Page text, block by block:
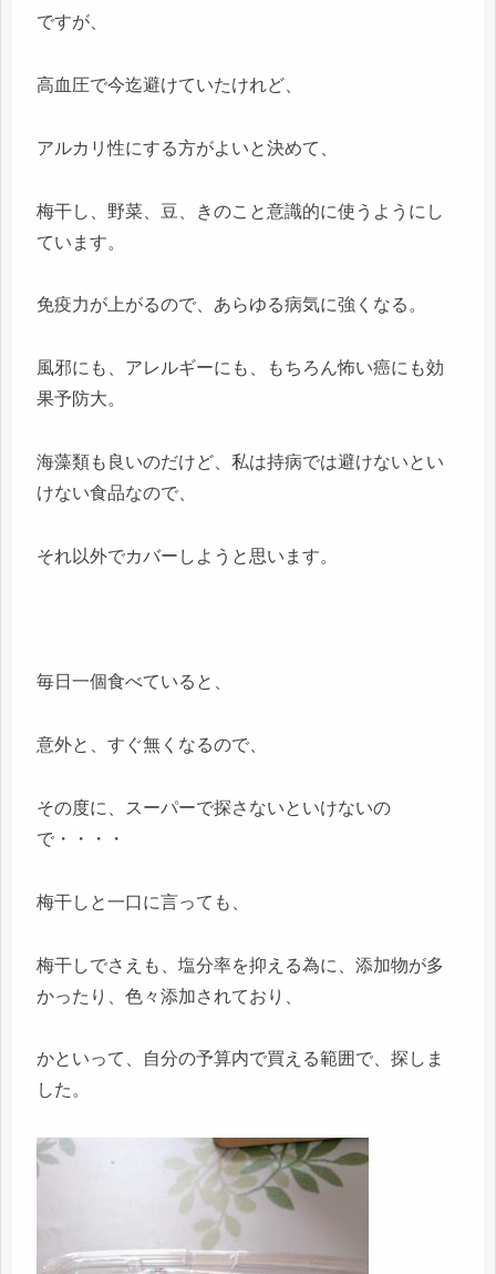
ですが、
高血圧で今迄避けていたけれど、
アルカリ性にする方がよいと決めて、
梅干し、野菜、豆、きのこと意識的に使うようにし
ています。
免疫力が上がるので、あらゆる病気に強くなる。
風邪にも、アレルギーにも、もちろん怖い癌にも効
果予防大。
海藻類も良いのだけど、私は持病では避けないとい
けない食品なので、
それ以外でカバーしようと思います。
毎日一個食べていると、
意外と、すぐ無くなるので、
その度に、スーパーで探さないといけないの
で・・・・
梅干しと一口に言っても、
梅干しでさえも、塩分率を抑える為に、添加物が多
かったり、色々添加されており、
かといって、自分の予算内で買える範囲で、探しま
した。